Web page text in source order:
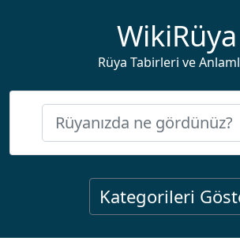
WikiRüya
Rüya Tabirleri ve
Kategorileri